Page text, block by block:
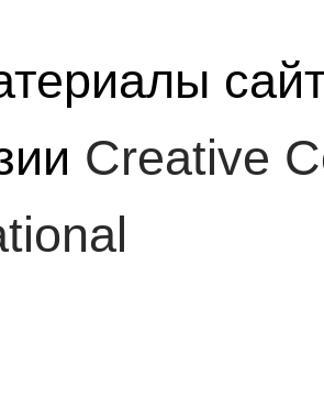
Creative